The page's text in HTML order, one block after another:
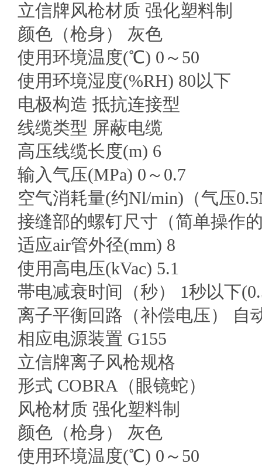
立信牌风枪材质 强化塑料制
颜色（枪身） 灰色
使用环境温度(℃) 0～50
使用环境湿度(%RH) 80以下
电极构造 抵抗连接型
线缆类型 屏蔽电缆
高压线缆长度(m) 6
输入气压(MPa) 0～0.7
空气消耗量(约Nl/min)（气压
接缝部的螺钉尺寸（简单操作
适应air管外径(mm) 8
使用高电压(kVac) 5.1
帯电减衰时间（秒） 1秒以下
离子平衡回路（补偿电压） 自
相应电源装置 G155
立信牌离子风枪规格
形式 COBRA（眼镜蛇）
风枪材质 强化塑料制
颜色（枪身） 灰色
使用环境温度(℃) 0～50